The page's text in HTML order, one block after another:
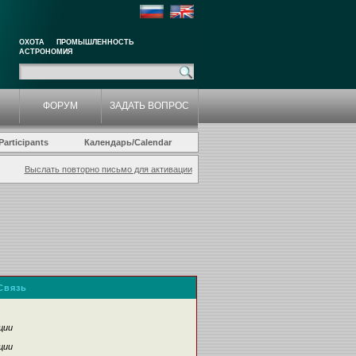
ОХОТА
ПРОМЫШЛЕННОСТЬ
АСТРОНОМИЯ
ФОРУМ ЗАДАТЬ ВОПРОС
Календарь/Calendar
Выслать повторно письмо для активации